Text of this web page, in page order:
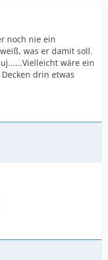
noch nie ein
was er damit soll.
wäre ein
drin etwas